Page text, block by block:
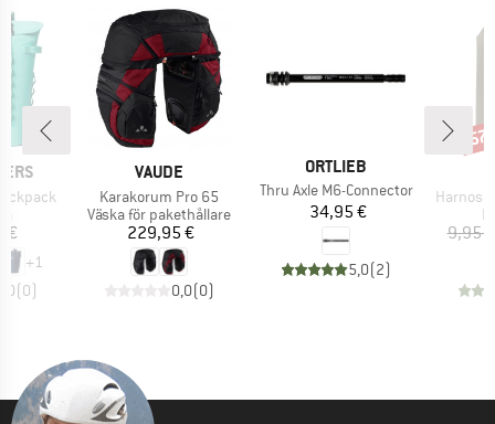
€
+1
(0)
VARUMÄRKE
VAUDE
Produkter
Karakorum Pro 65
Produktgrupp
Väska för pakethållare
Pris
229,95 €
0,0(0)
VARUMÄRKE
ORTLIEB
Produkter
Thru Axle M6-Connector
Pris
34,95 €
5,0(2)
9,95 €